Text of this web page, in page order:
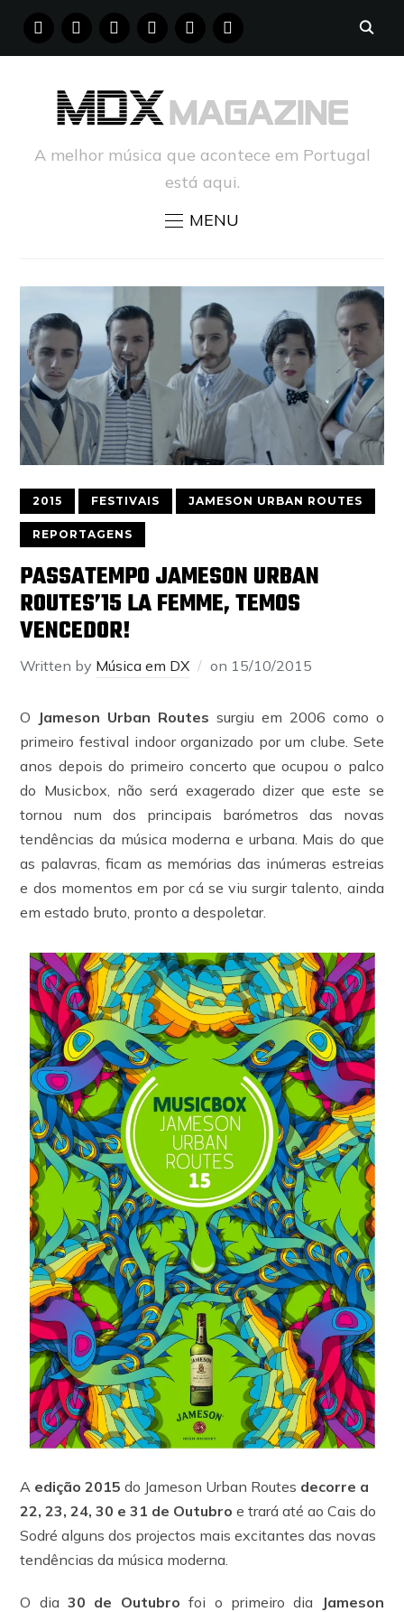
FACEBOOKINSTAGRAM
YOUTUBE PINTERESTTUMBLR
A melhor música que acontece em Portugal
está aqui.
MENU
2015 FESTIVAIS JAMESON URBAN ROUTES
REPORTAGENS
PASSATEMPO JAMESON URBAN
ROUTES’15 LA FEMME, TEMOS
VENCEDOR!
Written by Música em DX on 15/10/2015
O Jameson Urban Routes surgiu em 2006 como o
primeiro festival indoor organizado por um clube. Sete
anos depois do primeiro concerto que ocupou o palco
do Musicbox, não será exagerado dizer que este se
tornou num dos principais barómetros das novas
tendências da música moderna e urbana. Mais do que
as palavras, ficam as memórias das inúmeras estreias
e dos momentos em por cá se viu surgir talento, ainda
em estado bruto, pronto a despoletar.
A edição 2015 do Jameson Urban Routes decorre a
22, 23, 24, 30 e 31 de Outubro e trará até ao Cais do
Sodré alguns dos projectos mais excitantes das novas
tendências da música moderna.
O dia30 de Outubro foi o primeiro dia
Jameson